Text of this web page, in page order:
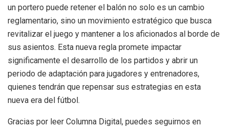
un portero puede retener el balón no solo es un cambio
reglamentario, sino un movimiento estratégico que busca
revitalizar el juego y mantener a los aficionados al borde de
sus asientos. Esta nueva regla promete impactar
significamente el desarrollo de los partidos y abrir un
periodo de adaptación para jugadores y entrenadores,
quienes tendrán que repensar sus estrategias en esta
nueva era del fútbol.
Gracias por leer Columna Digital, puedes seguirnos en